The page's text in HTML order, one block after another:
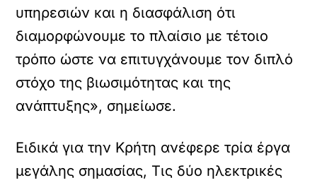
υπηρεσιών και η διασφάλιση ότι
διαμορφώνουμε το πλαίσιο με τέτοιο
τρόπο ώστε να επιτυγχάνουμε τον διπλό
στόχο της βιωσιμότητας και της
ανάπτυξης», σημείωσε.
Ειδικά για την Κρήτη ανέφερε τρία έργα
μεγάλης σημασίας, Τις δύο ηλεκτρικές